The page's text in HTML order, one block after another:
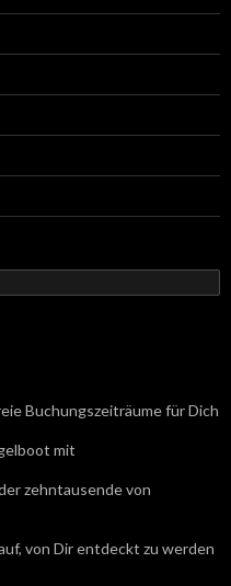
Buchungszeiträume für Dich
mit
zehntausende von
von Dir entdeckt zu werden